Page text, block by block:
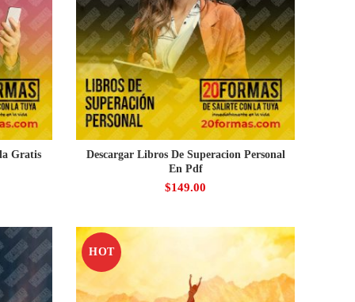
Gratis
Descargar Libros De Superacion Personal
En Pdf
$149.00
HOT